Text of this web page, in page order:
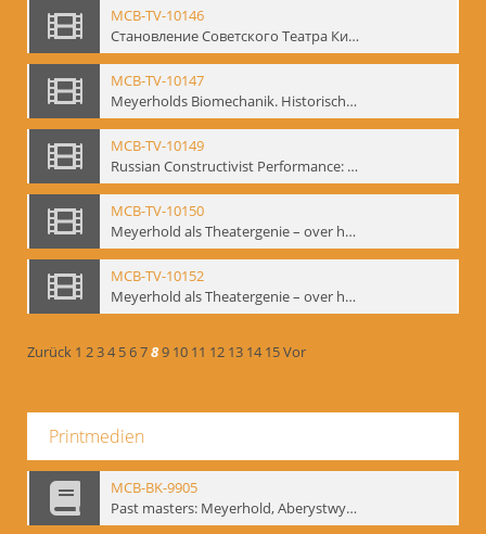
MCB-TV-10146
Становление Советского Театра Кино - свидетельства эпохи 1920-1936 / Entstehung des sowjetischen Theaters – kinematografische Zeugnisse 1920-1936 - Interne Signatur: BM-vid-96
MCB-TV-10147
Meyerholds Biomechanik. Historisches Filmmaterial - Interne Signatur: BM-vid-99
MCB-TV-10149
Russian Constructivist Performance: An Evening of Foregger's Mastfor Cabaret. Good Treatment for Horses - Interne Signatur: BM-vid-105
MCB-TV-10150
Meyerhold als Theatergenie – over het mechanik van de acteursexpressie - Interne Signatur: BM-vid-108
MCB-TV-10152
Meyerhold als Theatergenie – over het mechanik van de acteursexpressie, Ausschnitt 2 - Interne Signatur: BM-vid-108_A2
Zurück 1 234 56789 10 11 12 13 14 15Vor
Printmedien
MCB-BK-9905
Past masters: Meyerhold, Aberystwyth, 27.-29.10.1995 - interne Signatur: BM-prt-94-5